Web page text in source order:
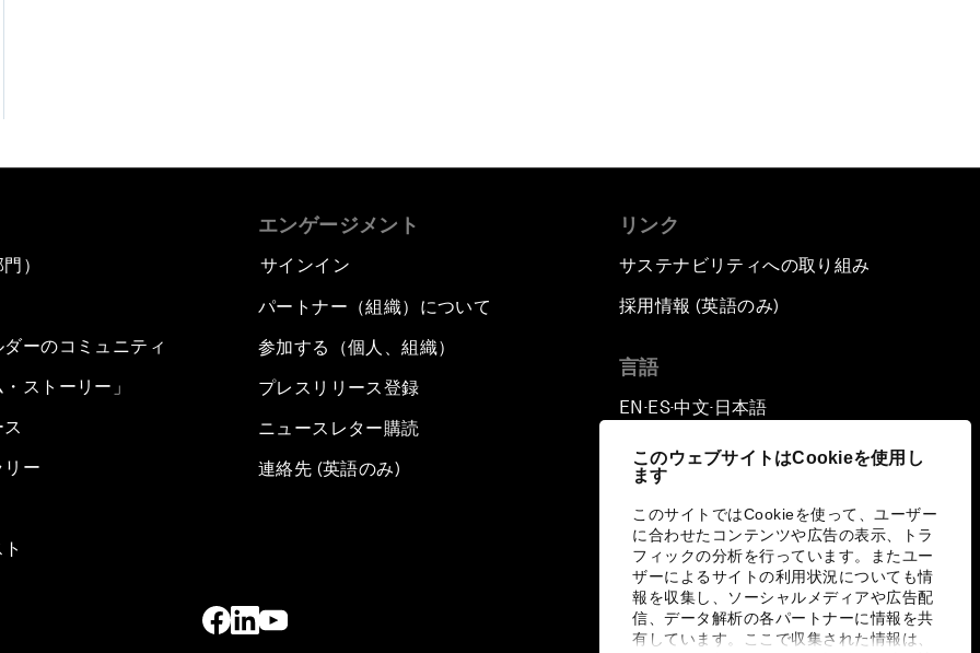
このウェブサイトはCookieを使用し
ます
このサイトではCookieを使って、ユーザー
に合わせたコンテンツや広告の表示、トラ
フィックの分析を行っています。またユー
ザーによるサイトの利用状況についても情
報を収集し、ソーシャルメディアや広告配
信、データ解析の各パートナーに情報を共
有しています。ここで収集された情報は、
）
ーのコミュニティ
ストーリー」
ー
エンゲージメント
サインイン
パートナー（組織）について
参加する（個人、組織）
プレスリリース登録
ニュースレター購読
連絡先 (英語のみ)
リンク
サステナビリティへの取り組み
採用情報 (英語のみ)
言語
EN ▪ES▪中文▪ 日本語